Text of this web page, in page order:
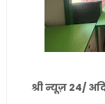
श्री न्यूज़ 24/